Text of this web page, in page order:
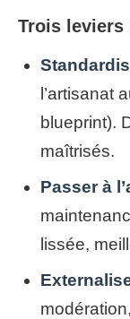
Trois leviers
l’artisanat
blueprint).
maîtrisés.
Passer à
lissée,